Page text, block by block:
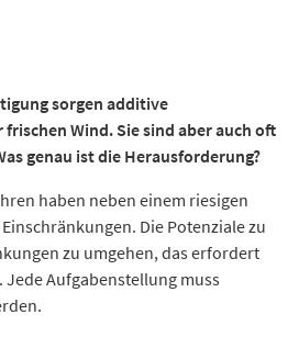
sorgen additive
Wind. Sie sind aber auch oft
genau ist die Herausforderung?
haben neben einem riesigen
Die Potenziale zu
zu umgehen, das erfordert
Aufgabenstellung muss